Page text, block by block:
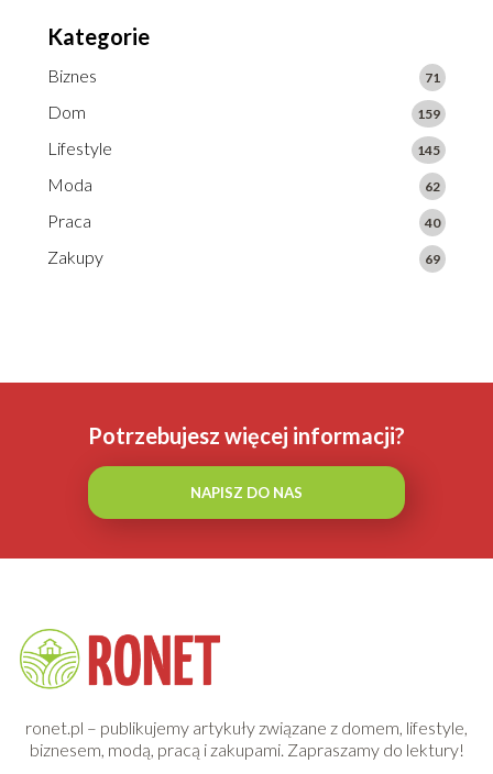
Kategorie
Biznes 71
Dom 159
Lifestyle 145
Moda 62
Praca 40
Zakupy 69
Potrzebujesz więcej informacji?
NAPISZ DO NAS
ronet.pl – publikujemy artykuły związane z domem, lifestyle,
biznesem, modą, pracą i zakupami. Zapraszamy do lektury!